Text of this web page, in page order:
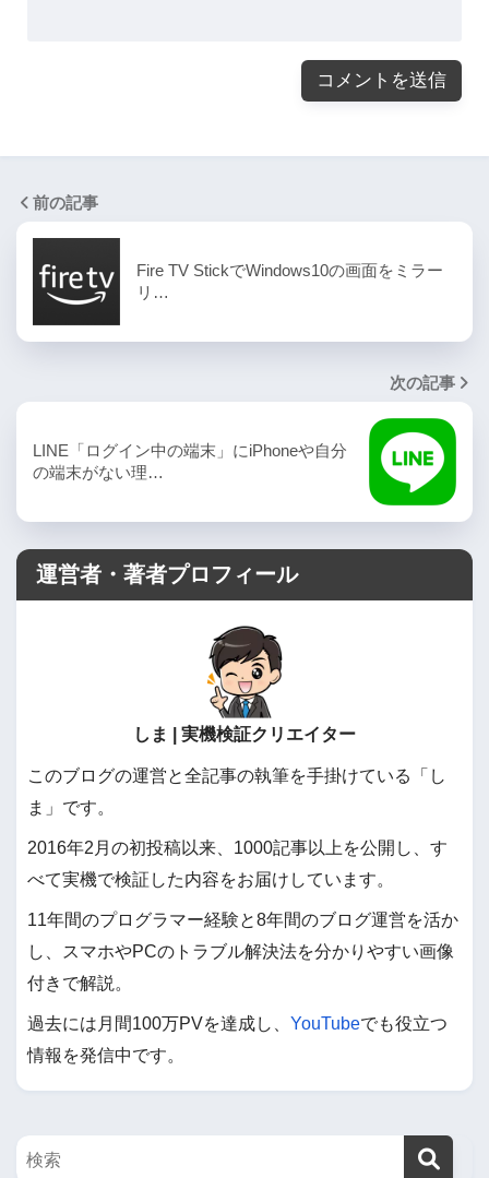
前の記事
Fire TV StickでWindows10の画面をミラー
リ…
次の記事
LINE「ログイン中の端末」にiPhoneや自分
の端末がない理…
運営者・著者プロフィール
しま | 実機検証クリエイター
このブログの運営と全記事の執筆を手掛けている「し
ま」です。
2016年2月の初投稿以来、1000記事以上を公開し、す
べて実機で検証した内容をお届けしています。
11年間のプログラマー経験と8年間のブログ運営を活か
し、スマホやPCのトラブル解決法を分かりやすい画像
付きで解説。
過去には月間100万PVを達成し、 YouTubeでも役立つ
情報を発信中です。